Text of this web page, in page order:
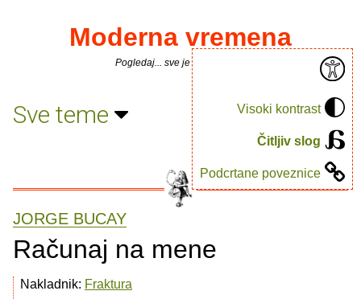
Visoki kontrast
Čitljiv slog
Podcrtane poveznice
Moderna vremena
Pogledaj... sve je puno knjiga.
Sve teme
JORGE BUCAY
Računaj na mene
Nakladnik: Fraktura